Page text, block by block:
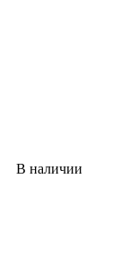
В наличии